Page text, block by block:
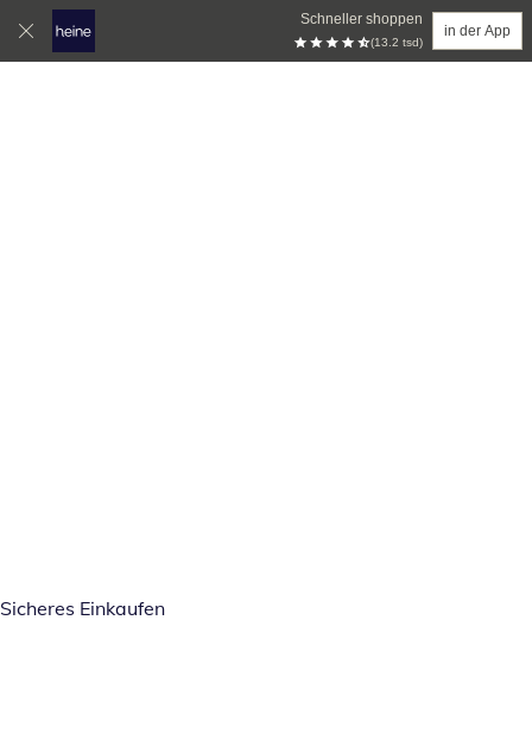
Schneller shoppen
(13.2 tsd)
in der App
Sicheres Einkaufen